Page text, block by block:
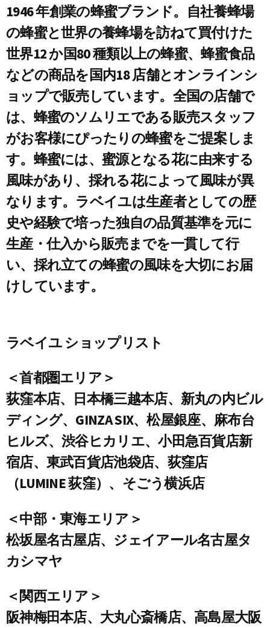
1946 年創業の蜂蜜ブランド。自社養蜂場
の蜂蜜と世界の養蜂場を訪ねて買付けた
世界12 か国80 種類以上の蜂蜜、蜂蜜食品
などの商品を国内18 店舗とオンラインシ
ョップで販売しています。全国の店舗で
は、蜂蜜のソムリエである販売スタッフ
がお客様にぴったりの蜂蜜をご提案しま
す。蜂蜜には、蜜源となる花に由来する
風味があり、採れる花によって風味が異
なります。ラベイユは生産者としての歴
史や経験で培った独自の品質基準を元に
生産・仕入から販売までを一貫して行
い、採れ立ての蜂蜜の風味を大切にお届
けしています。
ラベイユ ショップリスト
＜首都圏エリア＞
荻窪本店、日本橋三越本店、新丸の内ビル
ディング、GINZA SIX、松屋銀座、麻布台
ヒルズ、渋谷ヒカリエ、小田急百貨店新
宿店、東武百貨店池袋店、荻窪店
（LUMINE 荻窪）、そごう横浜店
＜中部・東海エリア＞
松坂屋名古屋店、ジェイアール名古屋タ
カシマヤ
＜関西エリア＞
阪神梅田本店、大丸心斎橋店、高島屋大阪